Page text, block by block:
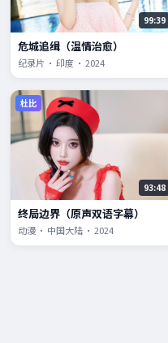
99:39
危城追缉（温情治愈）
纪录片 · 印度 · 2024
杜比
93:48
终局边界（原声双语字幕）
动漫 · 中国大陆 · 2024